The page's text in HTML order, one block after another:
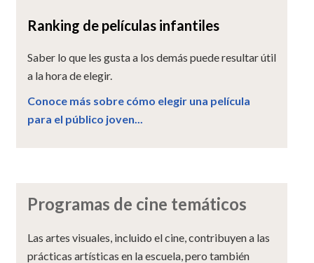
Ranking de películas infantiles
Saber lo que les gusta a los demás puede resultar útil
a la hora de elegir.
Conoce más sobre cómo elegir una película
para el público joven...
Programas de cine temáticos
Las artes visuales, incluido el cine, contribuyen a las
prácticas artísticas en la escuela, pero también